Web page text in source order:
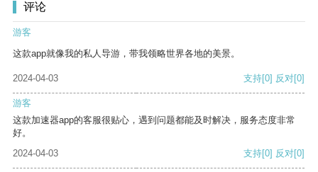
评论
游客
这款app就像我的私人导游，带我领略世界各地的美景。
2024-04-03 支持[0] 反对[0]
游客
这款加速器app的客服很贴心，遇到问题都能及时解决，服务态度非常
好。
2024-04-03
支持[0] 反对[0]